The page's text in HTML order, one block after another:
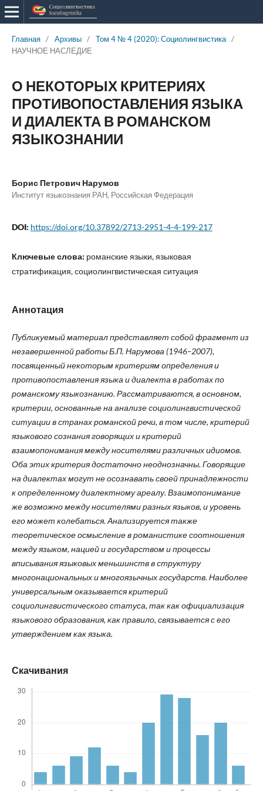
Главная / Архивы / Том 4 № 4 (2020): Социолингвистика /
НАУЧНОЕ НАСЛЕДИЕ
О НЕКОТОРЫХ КРИТЕРИЯХ
ПРОТИВОПОСТАВЛЕНИЯ ЯЗЫКА
И ДИАЛЕКТА В РОМАНСКОМ
ЯЗЫКОЗНАНИИ
Борис Петрович Нарумов
Институт языкознания РАН, Российская Федерация
DOI: https://doi.org/10.37892/2713-2951-4-4-199-217
Ключевые слова: романские языки, языковая
стратификация, социолингвистическая ситуация
Аннотация
Публикуемый материал представляет собой фрагмент из
незавершенной работы Б.П. Нарумова (1946–2007),
посвященный некоторым критериям определения и
противопоставления языка и диалекта в работах по
романскому языкознанию. Рассматриваются, в основном,
критерии, основанные на анализе социолингвистической
ситуации в странах романской речи, в том числе, критерий
языкового сознания говорящих и критерий
взаимопонимания между носителями различных идиомов.
Оба этих критерия достаточно неоднозначны. Говорящие
на диалектах могут не осознавать своей принадлежности
к определенному диалектному ареалу. Взаимопонимание
же возможно между носителями разных языков, и уровень
его может колебаться. Анализируется также
теоретическое осмысление в романистике соотношения
между языком, нацией и государством и процессы
вписывания языковых меньшинств в структуру
многонациональных и многоязычных государств. Наиболее
универсальным оказывается критерий
социолингвистического статуса, так как официализация
языкового образования, как правило, связывается с его
утверждением как языка.
Скачивания